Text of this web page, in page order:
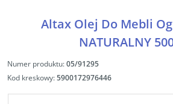
Altax Olej Do Mebli
NATURALNY
Numer produktu:05/91295
Kod kreskowy:5900172976446